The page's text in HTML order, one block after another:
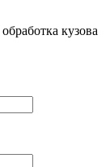
кузова